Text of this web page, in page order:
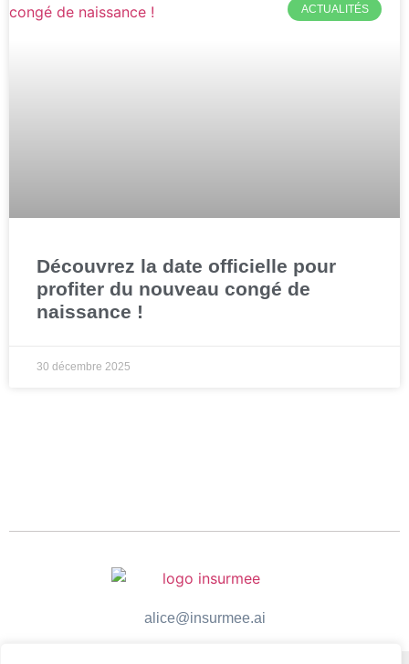
ACTUALITÉS
Découvrez la date officielle pour
profiter du nouveau congé de
naissance !
30 décembre 2025
alice@insurmee.ai